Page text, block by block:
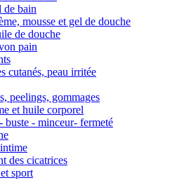
de bain
mousse et gel de douche
de douche
pain
cutanés, peau irritée
peelings, gommages
et huile corporel
buste - minceur- fermeté
des cicatrices
sport